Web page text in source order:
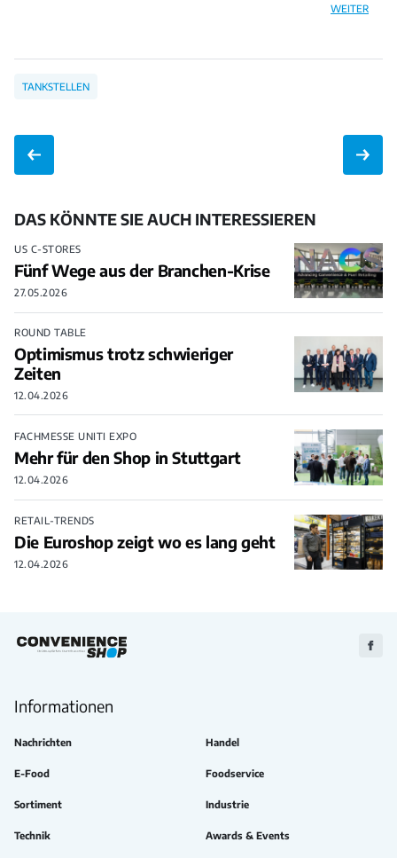
WEITER
TANKSTELLEN
DAS KÖNNTE SIE AUCH INTERESSIEREN
US C-STORES
Fünf Wege aus der Branchen-Krise
27.05.2026
ROUND TABLE
Optimismus trotz schwieriger
Zeiten
12.04.2026
FACHMESSE UNITI EXPO
Mehr für den Shop in Stuttgart
12.04.2026
RETAIL-TRENDS
Die Euroshop zeigt wo es lang geht
12.04.2026
Zu
Informationen
Nachrichten Handel
E-Food Foodservice
Sortiment Industrie
Technik Awards & Events